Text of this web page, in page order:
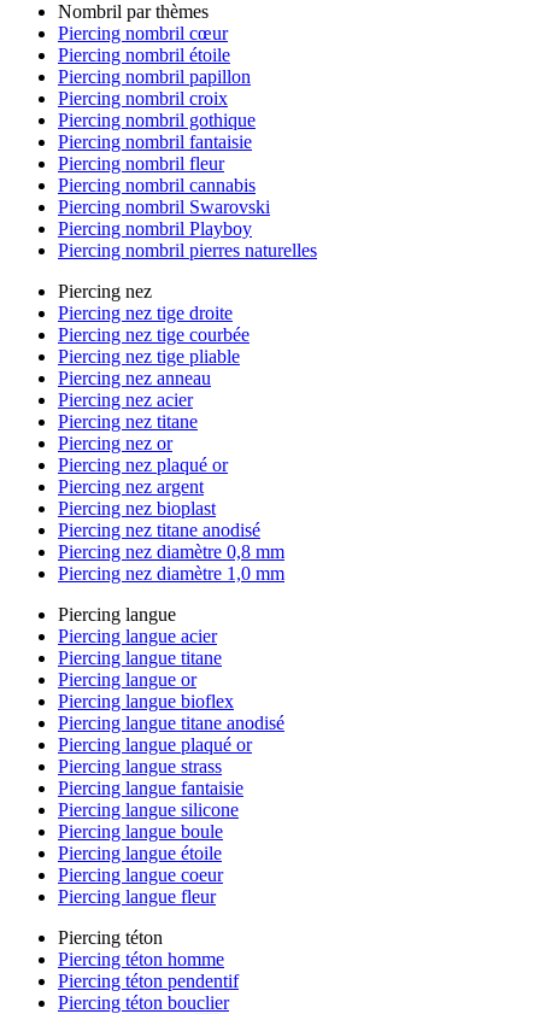
Nombril par thèmes
Piercing nombril cœur
Piercing nombril étoile
Piercing nombril papillon
Piercing nombril croix
Piercing nombril gothique
Piercing nombril fantaisie
Piercing nombril fleur
Piercing nombril cannabis
Piercing nombril Swarovski
Piercing nombril Playboy
Piercing nombril pierres naturelles
Piercing nez
Piercing nez tige droite
Piercing nez tige courbée
Piercing nez tige pliable
Piercing nez anneau
Piercing nez acier
Piercing nez titane
Piercing nez or
Piercing nez plaqué or
Piercing nez argent
Piercing nez bioplast
Piercing nez titane anodisé
Piercing nez diamètre 0,8 mm
Piercing nez diamètre 1,0 mm
Piercing langue
Piercing langue acier
Piercing langue titane
Piercing langue or
Piercing langue bioflex
Piercing langue titane anodisé
Piercing langue plaqué or
Piercing langue strass
Piercing langue fantaisie
Piercing langue silicone
Piercing langue boule
Piercing langue étoile
Piercing langue coeur
Piercing langue fleur
Piercing téton
Piercing téton homme
Piercing téton pendentif
Piercing téton bouclier